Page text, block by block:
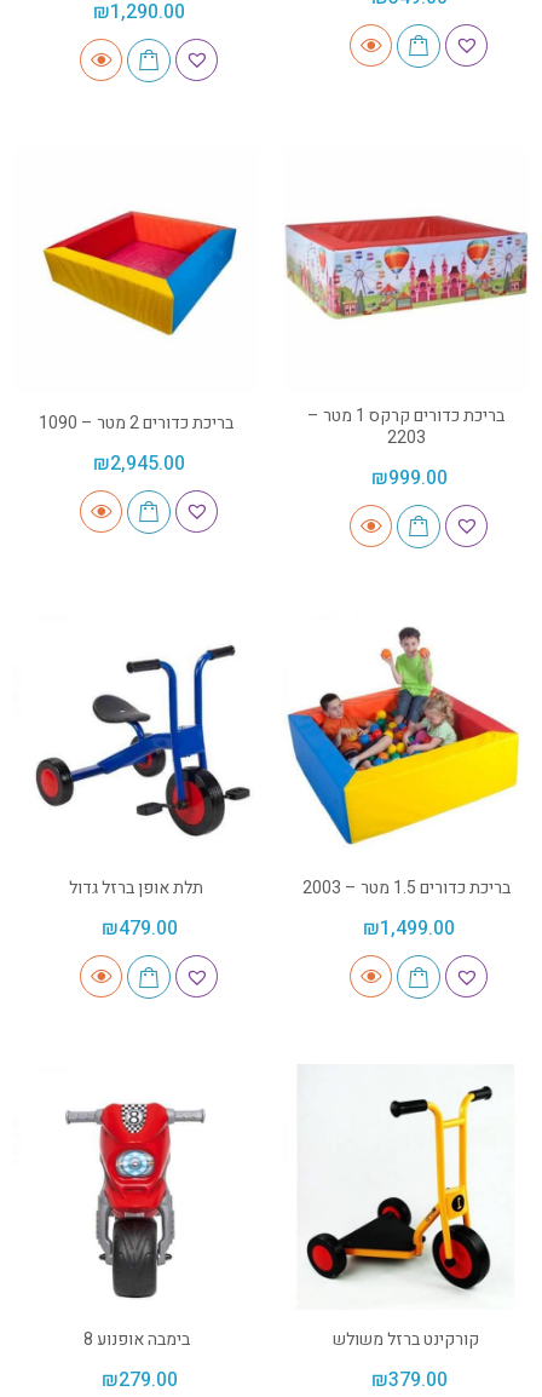
₪1,290.00
בריכת כדורים קרקס 1 מטר –
2203
₪999.00
בריכת כדורים 2 מטר – 1090
₪2,945.00
בריכת כדורים 1.5 מטר – 2003
₪1,499.00
תלת אופן ברזל גדול
₪479.00
קורקינט ברזל משולש
₪379.00
בימבה אופנוע 8
₪279.00